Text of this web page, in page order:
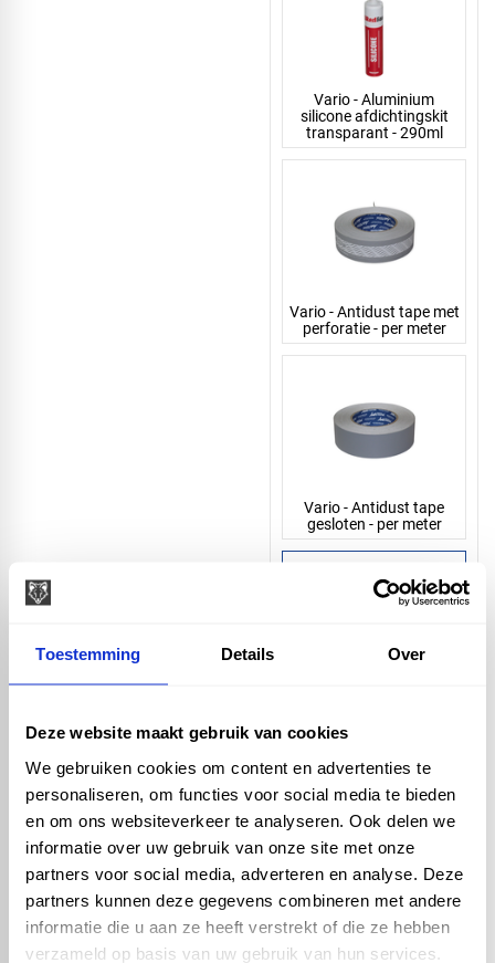
Toestemming Details Over
Deze website maakt gebruik van cookies
We gebruiken cookies om content en advertenties te
personaliseren, om functies voor social media te bieden
en om ons websiteverkeer te analyseren. Ook delen we
informatie over uw gebruik van onze site met onze
partners voor social media, adverteren en analyse. Deze
partners kunnen deze gegevens combineren met andere
informatie die u aan ze heeft verstrekt of die ze hebben
verzameld op basis van uw gebruik van hun services.
Vario - Aluminium
silicone afdichtingskit
transparant - 290ml
Vario - Antidust tape met
perforatie - per meter
Vario - Antidust tape
gesloten - per meter
gootafsluitstuk voor
bakgoot - wit